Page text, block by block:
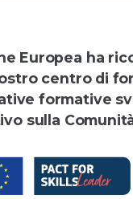
Europea ha
centro di
formative
sulla